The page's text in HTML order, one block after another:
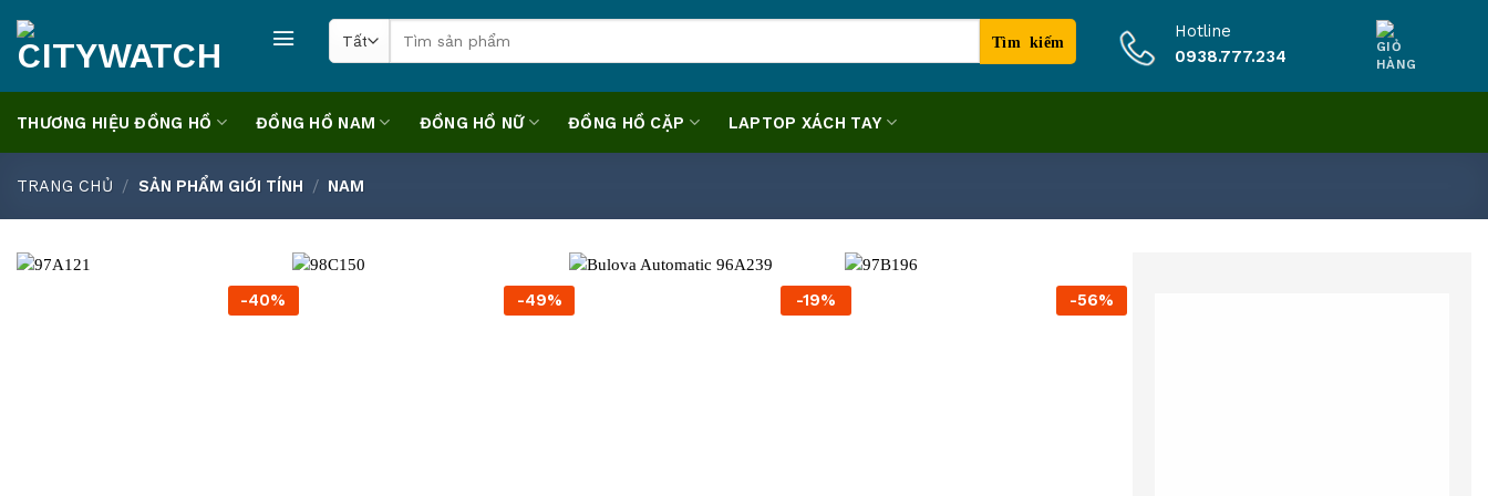
content
Tìm
kiếm:
Hotline
0938.777.234
THƯƠNG HIỆU ĐỒNG HỒ ĐỒNG HỒ NAM ĐỒNG HỒ NỮ ĐỒNG HỒ CẶP LAPTOP XÁCH TAY
TRANG CHỦ / SẢN PHẨM GIỚI TÍNH / NAM
-40% -49% -19% -56%